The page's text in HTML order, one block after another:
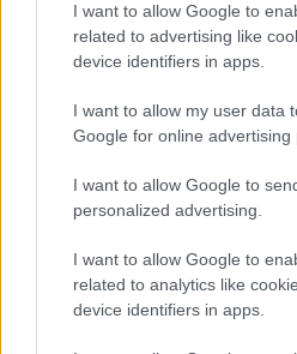
I want to allow Google to
related to advertising like
device identifiers in apps.
I want to allow my user data
Google for online advertising
I want to allow Google to
personalized advertising.
I want to allow Google to
related to analytics like
device identifiers in apps.
διανοούμενος… Καλό
αιωνιότητα», έγραψε ο
Σημειώνεται ότι κατά τη
Βρεττόςσυνεργάστηκε
του ελληνικού
Μαρινέλλα, οΔημήτρης
Τόλης Βοσκόπουλος .